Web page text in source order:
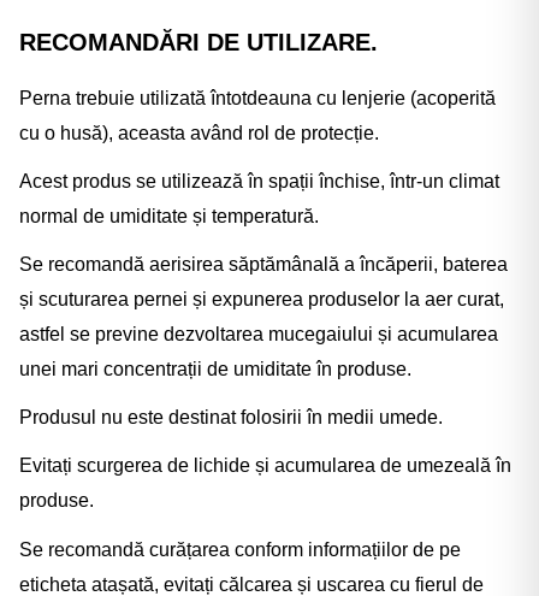
RECOMANDĂRI DE UTILIZARE.
Perna trebuie utilizată întotdeauna cu lenjerie (acoperită
cu o husă), aceasta având rol de protecție.
Acest produs se utilizează în spații închise, într-un climat
normal de umiditate și temperatură.
Se recomandă aerisirea săptămânală a încăperii, baterea
și scuturarea pernei și expunerea produselor la aer curat,
astfel se previne dezvoltarea mucegaiului și acumularea
unei mari concentrații de umiditate în produse.
Produsul nu este destinat folosirii în medii umede.
Evitați scurgerea de lichide și acumularea de umezeală în
produse.
Se recomandă curățarea conform informațiilor de pe
eticheta atașată, evitați călcarea și uscarea cu fierul de